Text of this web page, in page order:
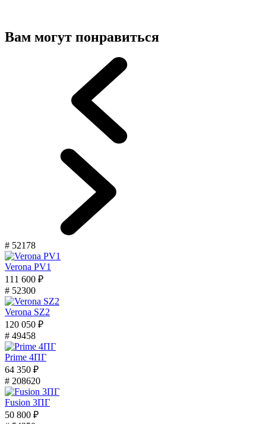
Вам могут понравиться
# 52178
Verona PV1
111 600 ₽
# 52300
Verona SZ2
120 050 ₽
# 49458
Prime 4ПГ
64 350 ₽
# 208620
Fusion 3ПГ
50 800 ₽